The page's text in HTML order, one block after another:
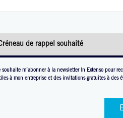
souhaite m’abonner à la newsletter In Extenso pour
à mon entreprise et des invitations gratuites à des